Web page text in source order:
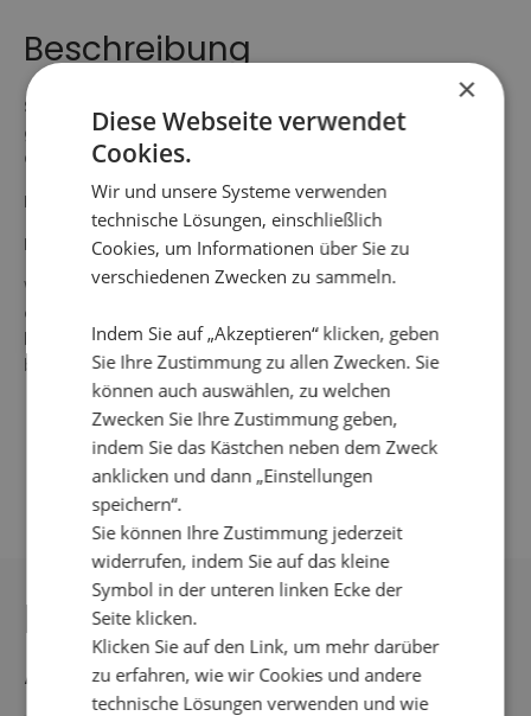
Beschreibung
Schal aus weichem und zotteligem Kunstfell, der sich
ganz einfach binden lässt.
Größe 187 x 9 cm.
Farbe: Jeansblau
Material: 100 % Polyester
Waschanleitung: 30° Feinwäsche, nicht einweichen oder
auswringen, nicht im Wäschetrockner trocknen, nicht
bleichen, flach trocknen, bei niedriger Temperatur
bügeln.
DAS KÖNNTE IHNEN
AUCH GEFALLEN
×
Diese Webseite verwendet
Cookies.
Wir und unsere Systeme verwenden
technische Lösungen, einschließlich
Cookies, um Informationen über Sie zu
verschiedenen Zwecken zu sammeln.
Indem Sie auf „Akzeptieren“ klicken, geben
Sie Ihre Zustimmung zu allen Zwecken. Sie
können auch auswählen, zu welchen
Zwecken Sie Ihre Zustimmung geben,
indem Sie das Kästchen neben dem Zweck
anklicken und dann „Einstellungen
speichern“.
Sie können Ihre Zustimmung jederzeit
widerrufen, indem Sie auf das kleine
Symbol in der unteren linken Ecke der
Seite klicken.
Klicken Sie auf den Link, um mehr darüber
zu erfahren, wie wir Cookies und andere
technische Lösungen verwenden und wie